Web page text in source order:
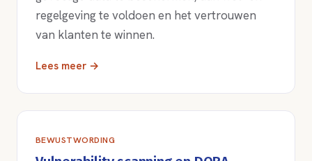
regelgeving te voldoen en het vertrouwen
van klanten te winnen.
Lees meer →
BEWUSTWORDING